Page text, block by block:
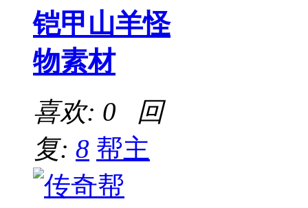
铠甲山羊怪
物素材
喜欢: 0 回
复: 8 帮主